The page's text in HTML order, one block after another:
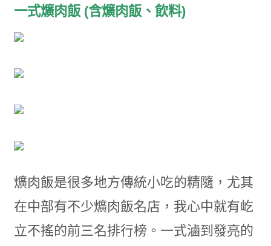
一式爌肉飯 (含爌肉飯、飲料)
爌肉飯是很多地方傳統小吃的精隨，尤其
在中部有不少爌肉飯名店，我心中就有屹
立不搖的前三名排行榜。一式滷到發亮的